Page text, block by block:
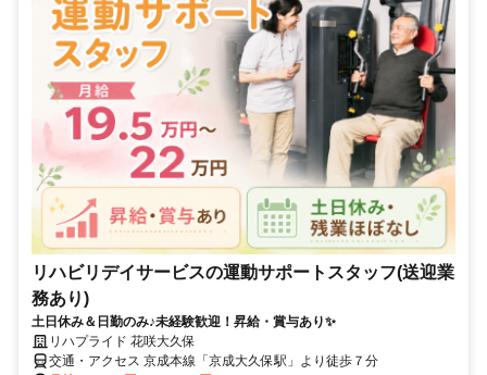
リハビリデイサービスの運動サポートスタッフ(送迎業
務あり)
土日休み＆日勤のみ♪未経験歓迎！昇給・賞与あり✨
リハプライド 花咲大久保
交通・アクセス 京成本線「京成大久保駅」より徒歩７分